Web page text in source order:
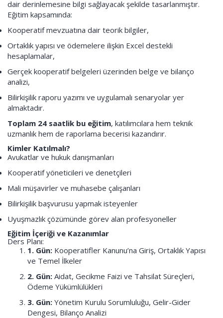
dair derinlemesine bilgi sağlayacak şekilde tasarlanmıştır.
Eğitim kapsamında:
Kooperatif mevzuatına dair teorik bilgiler,
Ortaklık yapısı ve ödemelere ilişkin Excel destekli
hesaplamalar,
Gerçek kooperatif belgeleri üzerinden belge ve bilanço
analizi,
Bilirkişilik raporu yazımı ve uygulamalı senaryolar yer
almaktadır.
Toplam 24 saatlik bu eğitim, katılımcılara hem teknik
uzmanlık hem de raporlama becerisi kazandırır.
Kimler Katılmalı?
Avukatlar ve hukuk danışmanları
Kooperatif yöneticileri ve denetçileri
Mali müşavirler ve muhasebe çalışanları
Bilirkişilik başvurusu yapmak isteyenler
Uyuşmazlık çözümünde görev alan profesyoneller
Eğitim İçeriği ve Kazanımlar
Ders Planı:
1. Gün: Kooperatifler Kanunu’na Giriş, Ortaklık Yapısı
ve Temel İlkeler
2. Gün: Aidat, Gecikme Faizi ve Tahsilat Süreçleri,
Ödeme Yükümlülükleri
3. Gün: Yönetim Kurulu Sorumluluğu, Gelir-Gider
Dengesi, Bilanço Analizi